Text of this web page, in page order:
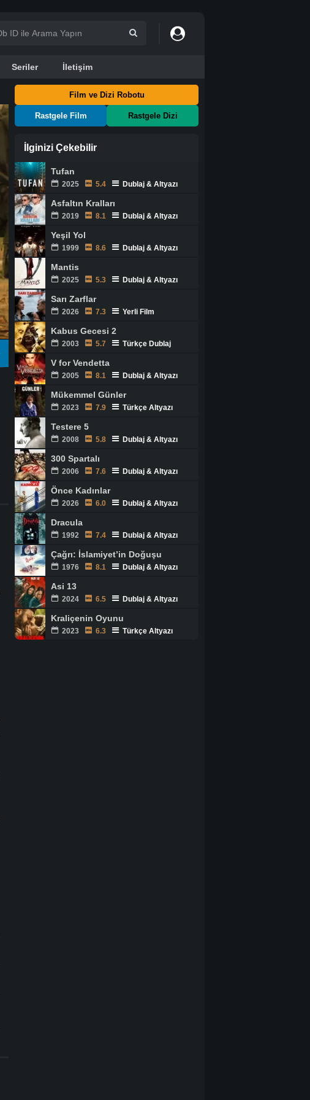
Seriler İletişim
Film ve Dizi Robotu
Rastgele Film Rastgele Dizi
İlginizi Çekebilir
Tufan
2025 5.4 Dublaj & Altyazı
Asfaltın Kralları
2019 8.1 Dublaj & Altyazı
Yeşil Yol
1999 8.6 Dublaj & Altyazı
Mantis
2025 5.3 Dublaj & Altyazı
Sarı Zarflar
2026 7.3 Yerli Film
Kabus Gecesi 2
2003 5.7 Türkçe Dublaj
V for Vendetta
2005 8.1 Dublaj & Altyazı
Mükemmel Günler
2023 7.9 Türkçe Altyazı
Testere 5
2008 5.8 Dublaj & Altyazı
300 Spartalı
2006 7.6 Dublaj & Altyazı
Önce Kadınlar
2026 6.0 Dublaj & Altyazı
Dracula
1992 7.4 Dublaj & Altyazı
Çağrı: İslamiyet’in Doğuşu
1976 8.1 Dublaj & Altyazı
Asi 13
2024 6.5 Dublaj & Altyazı
Kraliçenin Oyunu
2023 6.3 Türkçe Altyazı